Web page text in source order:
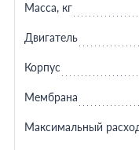
Масса, кг
Двигатель
Корпус
Мембрана
Максимальный